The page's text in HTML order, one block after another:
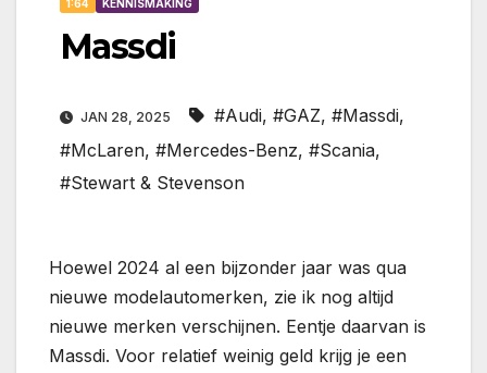
1:64 KENNISMAKING
Massdi
JAN 28, 2025 #Audi, #GAZ, #Massdi,
#McLaren, #Mercedes-Benz, #Scania,
#Stewart & Stevenson
Hoewel 2024 al een bijzonder jaar was qua
nieuwe modelautomerken, zie ik nog altijd
nieuwe merken verschijnen. Eentje daarvan is
Massdi. Voor relatief weinig geld krijg je een